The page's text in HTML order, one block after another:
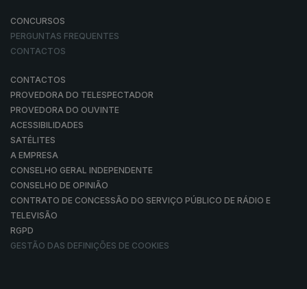
CONCURSOS
PERGUNTAS FREQUENTES
CONTACTOS
CONTACTOS
PROVEDORA DO TELESPECTADOR
PROVEDORA DO OUVINTE
ACESSIBILIDADES
SATÉLITES
A EMPRESA
CONSELHO GERAL INDEPENDENTE
CONSELHO DE OPINIÃO
CONTRATO DE CONCESSÃO DO SERVIÇO PÚBLICO DE RÁDIO E
TELEVISÃO
RGPD
GESTÃO DAS DEFINIÇÕES DE COOKIES